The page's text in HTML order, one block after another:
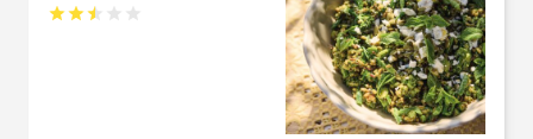
Betyg: 2.5 av 5